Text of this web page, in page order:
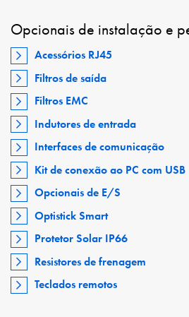
Opcionais de instalação e
Acessórios RJ45
Filtros de saída
Filtros EMC
Indutores de entrada
Interfaces de comunicação
Kit de conexão ao PC com USB
Opcionais de E/S
Optistick Smart
Protetor Solar IP66
Resistores de frenagem
Teclados remotos